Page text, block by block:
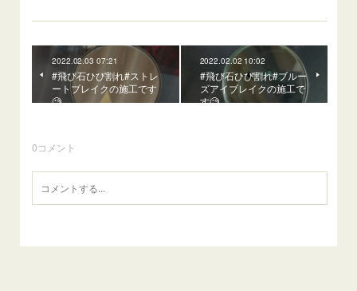
2022.02.03 07:21
#飛び石ひび割れ#ストレ
ートブレイクの施工です
🧐
2022.02.02 10:02
#飛び石ひび割れ#ブルー
ズアイブレイクの施工で
す🧐
0コメント